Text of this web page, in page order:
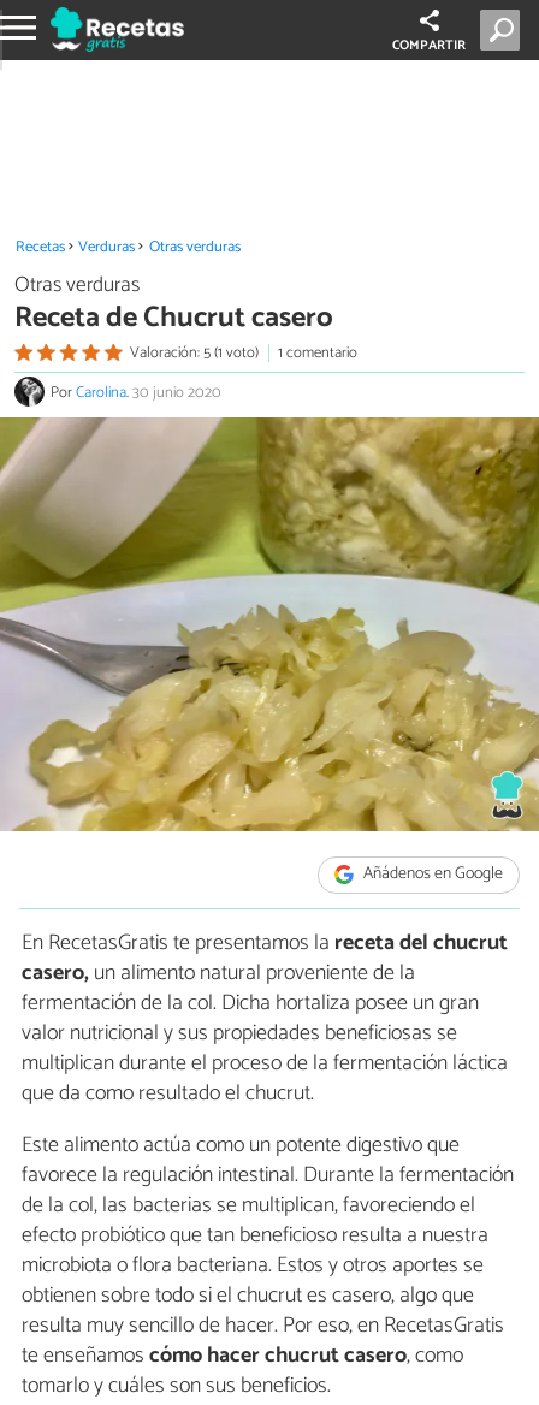
COMPARTIR
Recetas Verduras Otras verduras
Otras verduras
Receta de Chucrut casero
Valoración: 5 (1 voto)
1 comentario
PorCarolina.30 junio 2020
Añádenos en Google
En RecetasGratis te presentamos la receta del chucrut
casero,un alimento natural proveniente de la
fermentación de la col. Dicha hortaliza posee un gran
valor nutricional y sus propiedades beneficiosas se
multiplican durante el proceso de la fermentación láctica
que da como resultado el chucrut.
Este alimento actúa como un potente digestivo que
favorece la regulación intestinal. Durante la fermentación
de la col, las bacterias se multiplican, favoreciendo el
efecto probiótico que tan beneficioso resulta a nuestra
microbiota o flora bacteriana. Estos y otros aportes se
obtienen sobre todo si el chucrut es casero, algo que
resulta muy sencillo de hacer. Por eso, en RecetasGratis
te enseñamoscómo hacer chucrut casero, como
tomarlo y cuáles son sus beneficios.